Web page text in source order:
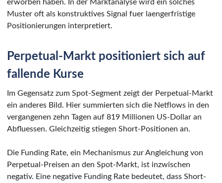
erworben haben. In der Marktanalyse wird ein solches
Muster oft als konstruktives Signal fuer laengerfristige
Positionierungen interpretiert.
Perpetual-Markt positioniert sich auf
fallende Kurse
Im Gegensatz zum Spot-Segment zeigt der Perpetual-Markt
ein anderes Bild. Hier summierten sich die Netflows in den
vergangenen zehn Tagen auf 819 Millionen US-Dollar an
Abfluessen. Gleichzeitig stiegen Short-Positionen an.
Die Funding Rate, ein Mechanismus zur Angleichung von
Perpetual-Preisen an den Spot-Markt, ist inzwischen
negativ. Eine negative Funding Rate bedeutet, dass Short-